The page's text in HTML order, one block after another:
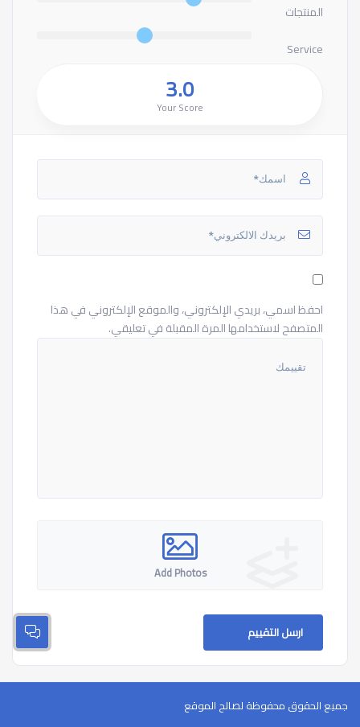
المنتجات
Service
3.0
Your Score
احفظ اسمي، بريدي الإلكتروني، والموقع الإلكتروني في هذا
المتصفح لاستخدامها المرة المقبلة في تعليقي.
Add Photos
ارسل التقييم
جميع الحقوق محفوظة لصالح الموقع